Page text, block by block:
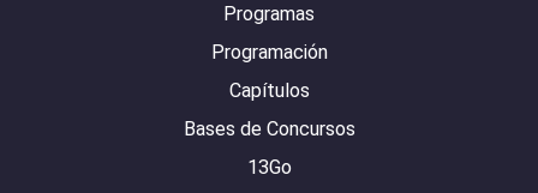
Programas
Programación
Capítulos
Bases de Concursos
13Go